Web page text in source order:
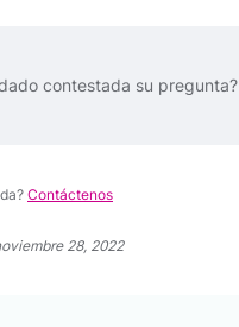
contestada su pregunta?
Contáctenos
28, 2022